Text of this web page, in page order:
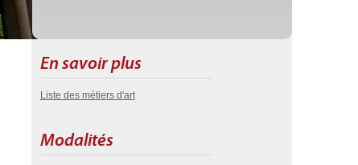
En savoir plus
Liste des métiers d'art
Modalités